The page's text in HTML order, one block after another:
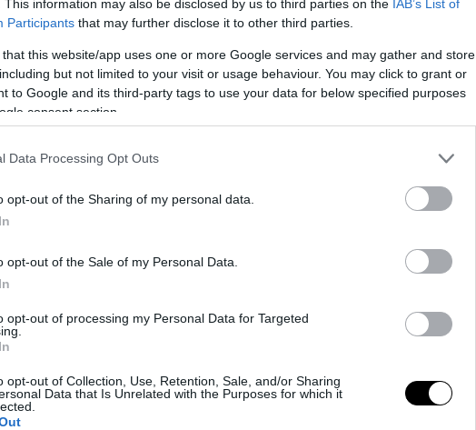
This information may also be disclosed by us to third parties on the IAB’s List of
Participants that may further disclose it to other third parties.
that this website/app uses one or more Google services and may gather and store
but not limited to your visit or usage behaviour. You may click to grant or
to Google and its third-party tags to use your data for below specified purposes
consent section.
Data Processing Opt Outs
opt-out of the Sharing of my personal data.
opt-out of the Sale of my Personal Data.
opt-out of processing my Personal Data for Targeted
opt-out of Collection, Use, Retention, Sale, and/or Sharing
Data that Is Unrelated with the Purposes for which it
nyomasztónak, mert minden egyszerre volt bennük.
terítő, fénykép, kagyló, szuvenír, gyertyatartó, meg az a
továbbadni.
működni kezdenek. Egy szép kristálytál gyümölccsel,
egy porcelán váza friss virággal, egy régi kerámia a
meg kell tartani. Hanem az, hogy észre kell venni
is tud valamit.
a meleget
meg a meleg fa, az öregedő felület, a kézzel
kifejezetten jól állhat, mert sok lakásban eleve vannak
hokedli, szék, tálaló, kredenc.